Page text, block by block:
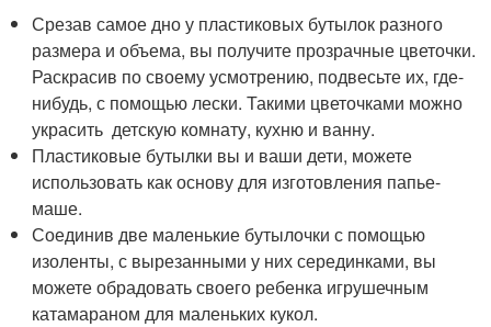
Срезав самое дно у пластиковых бутылок разного
размера и объема, вы получите прозрачные цветочки.
Раскрасив по своему усмотрению, подвесьте их, где-
нибудь, с помощью лески. Такими цветочками можно
украсить детскую комнату, кухню и ванну.
Пластиковые бутылки вы и ваши дети, можете
использовать как основу для изготовления папье-
маше.
Соединив две маленькие бутылочки с помощью
изоленты, с вырезанными у них серединками, вы
можете обрадовать своего ребенка игрушечным
катамараном для маленьких кукол.